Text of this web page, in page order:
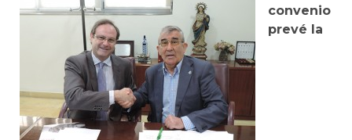
convenio
prevé la